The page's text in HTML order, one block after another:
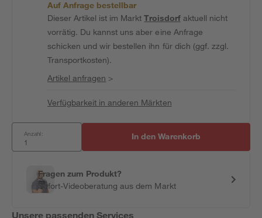
Auf Anfrage bestellbar
Dieser Artikel ist im MarktTroisdorfaktuell nicht
vorrätig. Du kannst uns aber eine Anfrage
schicken und wir bestellen ihn für dich (ggf. zzgl.
Transportkosten).
Artikel anfragen >
Verfügbarkeit in anderen Märkten
Anzahl: In den Warenkorb
Fragen zum Produkt?
Sofort-Videoberatung aus dem Markt
Unsere passenden Services